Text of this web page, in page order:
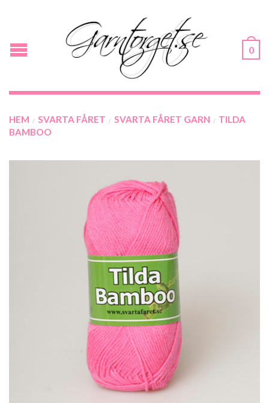
0
HEM / SVARTA FÅRET / SVARTA FÅRET GARN /
TILDA
BAMBOO